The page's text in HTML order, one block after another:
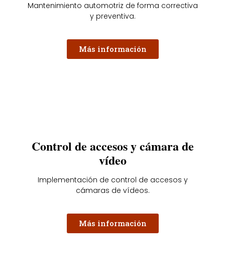
Mantenimiento automotriz de forma correctiva
y preventiva.
Más información
Control de accesos y cámara de
vídeo
Implementación de control de accesos y
cámaras de vídeos.
Más información